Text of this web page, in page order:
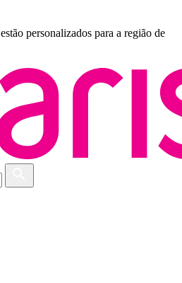
estão personalizados para a região de